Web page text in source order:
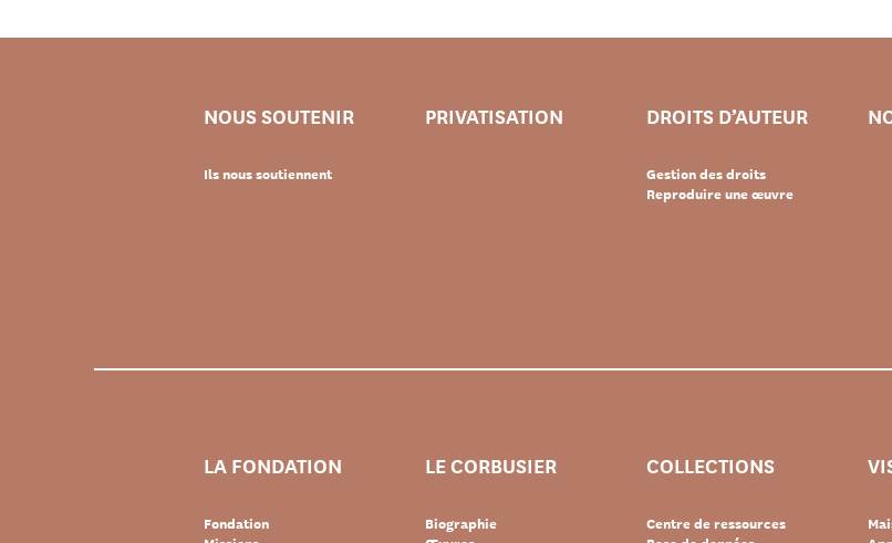
NOUS SOUTENIR
Ils nous soutiennent
PRIVATISATION DROITS D’AUTEUR
Gestion des droits
Reproduire une œuvre
LA FONDATION
Fondation
LE CORBUSIER
Biographie
COLLECTIONS
Centre de ressources